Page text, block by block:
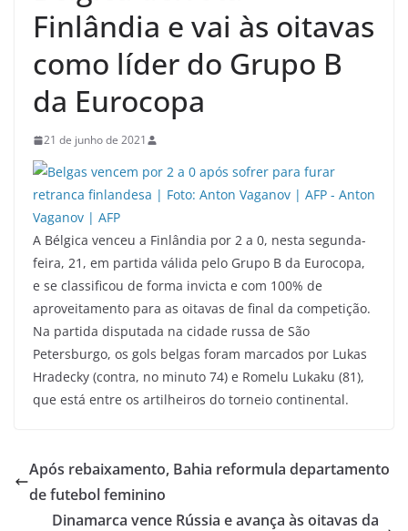
Finlândia e vai às oitavas
como líder do Grupo B
da Eurocopa
21 de junho de 2021
A Bélgica venceu a Finlândia por 2 a 0, nesta segunda-
feira, 21, em partida válida pelo Grupo B da Eurocopa,
e se classificou de forma invicta e com 100% de
aproveitamento para as oitavas de final da competição.
Na partida disputada na cidade russa de São
Petersburgo, os gols belgas foram marcados por Lukas
Hradecky (contra, no minuto 74) e Romelu Lukaku (81),
que está entre os artilheiros do torneio continental.
Após rebaixamento, Bahia reformula departamento
de futebol feminino
Dinamarca vence Rússia e avança às oitavas da